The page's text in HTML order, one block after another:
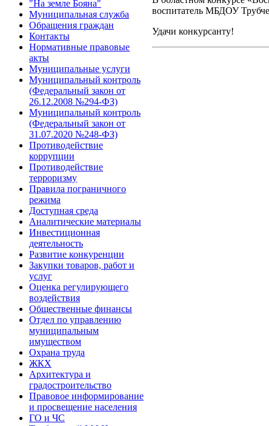
"На земле Бояна"
Муниципальная служба
Обращения граждан
Контакты
Нормативные правовые
акты
Муниципальные услуги
Муниципальный контроль
(Федеральный закон от
26.12.2008 №294-ФЗ)
Муниципальный контроль
(Федеральный закон от
31.07.2020 №248-ФЗ)
Противодействие
коррупции
Противодействие
терроризму
Правила пограничного
режима
Доступная среда
Аналитические материалы
Инвестиционная
деятельность
Развитие конкуренции
Закупки товаров, работ и
услуг
Оценка регулирующего
воздействия
Общественные финансы
Отдел по управлению
муниципальным
имуществом
Охрана труда
ЖКХ
Архитектура и
градостроительство
Правовое информирование
и просвещение населения
ГО и ЧС
воспитатель МБДОУ
Удачи конкурсанту!